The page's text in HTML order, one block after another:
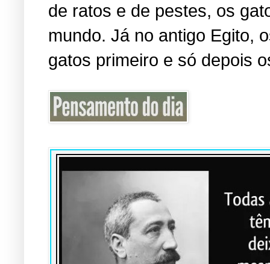
de ratos e de pestes, os
mundo. Já no antigo Egito,
gatos primeiro e só depois